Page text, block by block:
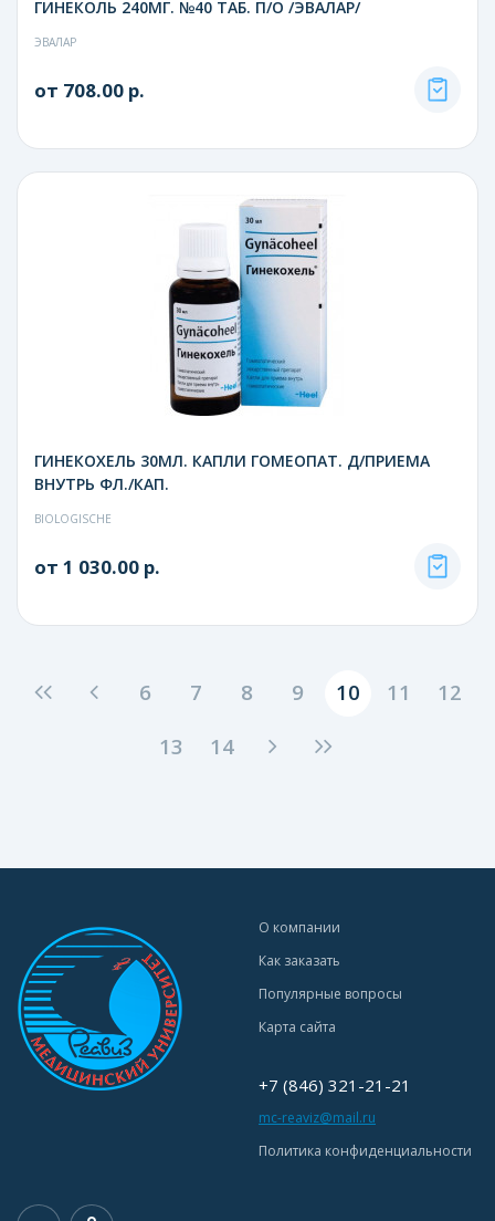
ГИНЕКОЛЬ 240МГ. №40 ТАБ. П/О /ЭВАЛАР/
ЭВАЛАР
от 708.00 р.
ГИНЕКОХЕЛЬ 30МЛ. КАПЛИ ГОМЕОПАТ. Д/ПРИЕМА
ВНУТРЬ ФЛ./КАП.
BIOLOGISCHE
от 1 030.00 р.
6 7 8 9 10 11
12
13
14
О компании
Как заказать
Популярные вопросы
Карта сайта
+7 (846) 321-21-21
mc-reaviz@mail.ru
Политика конфиденциальности